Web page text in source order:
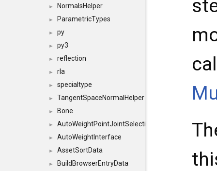
► NormalsHelper
► ParametricTypes
► py
► py3
► reflection
► rla
► specialtype
► TangentSpaceNormalHelper
► Bone
► AutoWeightPointJointSelections
► AutoWeightInterface
► AssetSortData
► BuildBrowserEntryData